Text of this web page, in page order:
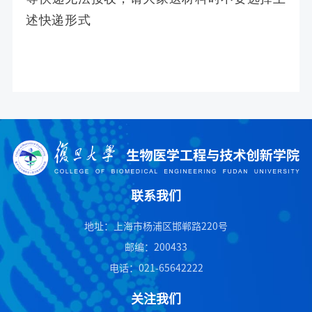
述快递形式
联系我们
地址：上海市杨浦区邯郸路220号
邮编：200433
电话：021-65642222
关注我们